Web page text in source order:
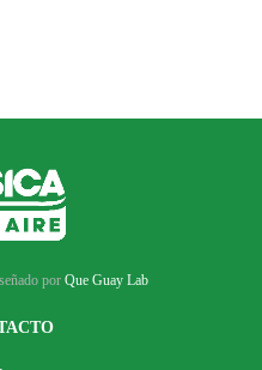
por Que Guay Lab